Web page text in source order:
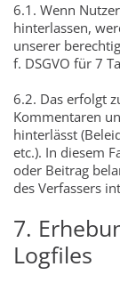
6.1. Wenn
hinterlassen,
unserer
f. DSGVO für 7
6.2. Das erfolgt
Kommentaren
hinterlässt
etc.). In diesem
oder Beitrag
des Verfassers
7.
Logfiles